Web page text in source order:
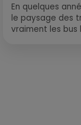
En quelques
le paysage des
vraiment les bus